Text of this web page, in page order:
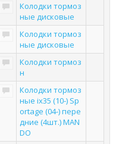
Колодки тормоз
ные дисковые
Колодки тормоз
ные дисковые
Колодки тормоз
н
Колодки тормоз
ные ix35 (10-) Sp
ortage (04-) пере
дние (4шт.) MAN
DO